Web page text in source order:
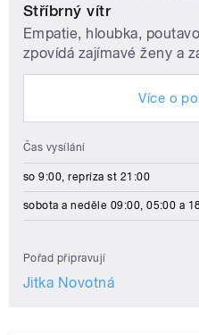
Stříbrný vítr
Empatie, hloubka,
zpovídá zajímavé ženy a
Více o
Čas vysílání
so 9:00, repríza st 21:00
sobota a neděle 09:00, 05:00 a
Pořad připravují
Jitka Novotná